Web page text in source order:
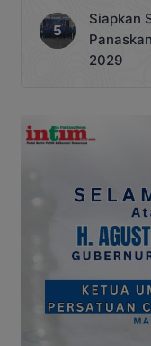
Siapkan
2029